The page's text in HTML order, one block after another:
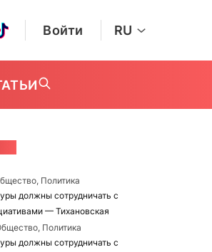
Войти RU
Политика
должны сотрудничать с
— Тихановская
Политика
должны сотрудничать с